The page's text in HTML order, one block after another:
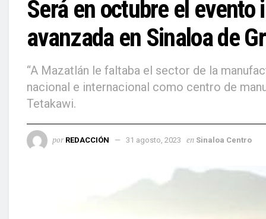
Será en octubre el
avanzada en Sinaloa de
“A Mazatlán le faltaba el sector de la
nacional e internacional como centro de
Tetakawi.
por REDACCIÓN 31 agosto, 2023 en Sinaloa Centro